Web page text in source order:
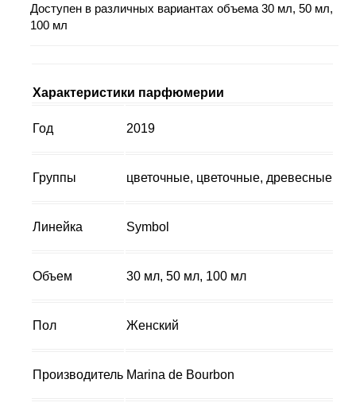
Доступен в различных вариантах объема 30 мл, 50 мл,
100 мл
Характеристики парфюмерии
Год 2019
Группы цветочные, цветочные, древесные
Линейка Symbol
Объем 30 мл, 50 мл, 100 мл
Пол Женский
Производитель Marina de Bourbon